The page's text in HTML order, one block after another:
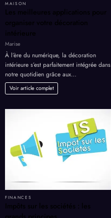
MAISON
Les meilleures applications pour
organiser votre décoration
intérieure
Marise
À l’ère du numérique, la décoration
intérieure s’est parfaitement intégrée dans
notre quotidien grâce aux…
Voir article complet
FINANCES
Impôts sur les sociétés : les